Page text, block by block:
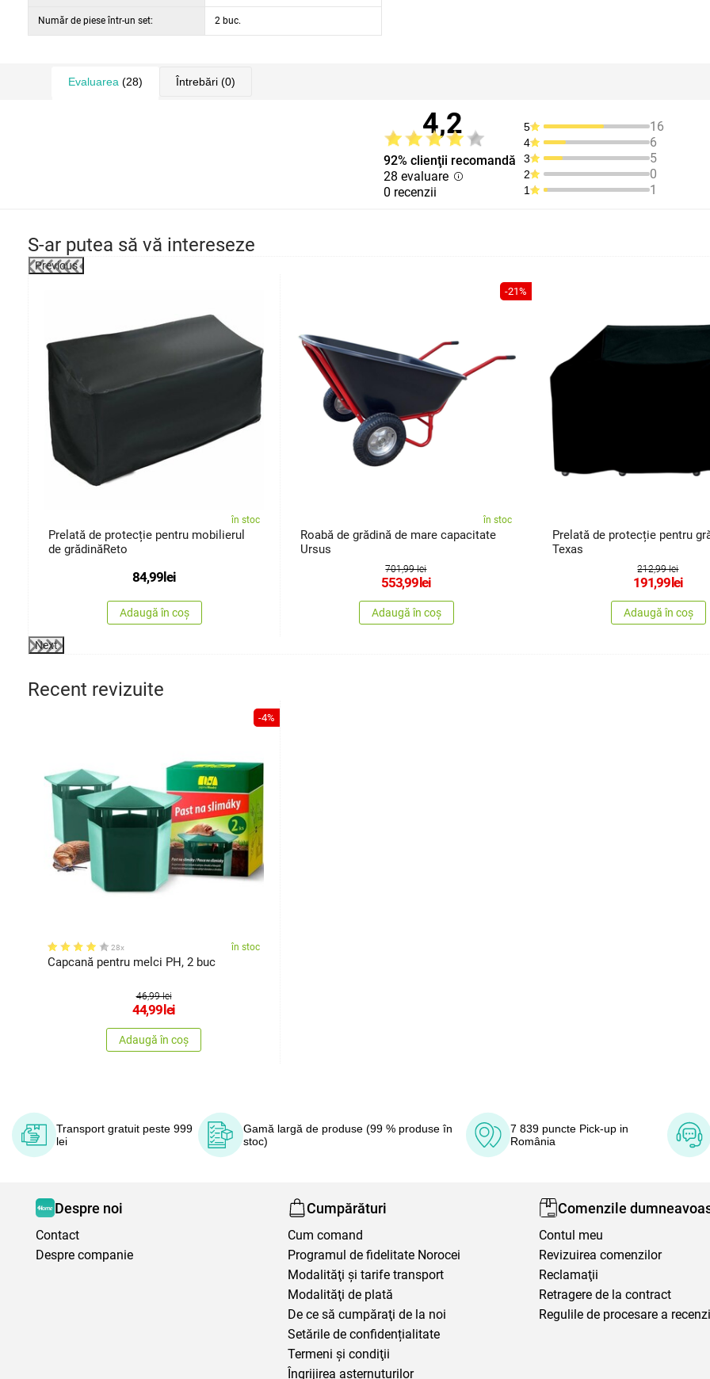
Număr de piese într-un set: 2 buc.
Evaluarea (28) Întrebări (0)
4,2
92% clienţii recomandă
28 evaluare
0 recenzii
5 16
4 6
3 5
2 0
1 1
S-ar putea să vă intereseze
Previous
în stoc
Prelată de protecție pentru mobilierul
de grădinăReto
84,99lei
Adaugă în coș
-21%
în stoc
Roabă de grădină de mare capacitate
Ursus
701,99 lei
553,99lei
Adaugă în coș
Prelată de protecție pentru
Texas
212,99 lei
191,99lei
Adaugă în coș
Next
Recent revizuite
-4%
28x în stoc
Capcană pentru melci PH, 2 buc
46,99 lei
44,99lei
Adaugă în coș
Transport gratuit peste 999
lei
Gamă largă de produse (99 % produse în
stoc)
7 839 puncte Pick-up in
România
Despre noi
Contact
Despre companie
Cumpărături
Cum comand
Programul de fidelitate Norocei
Modalităţi şi tarife transport
Modalităţi de plată
De ce să cumpăraţi de la noi
Setările de confidențialitate
Termeni şi condiţii
Îngrijirea așternuturilor
Comenzile
Contul meu
Revizuirea comenzilor
Reclamaţii
Retragere de la contract
Regulile de procesare a